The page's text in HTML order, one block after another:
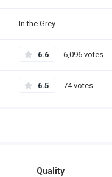
In the Grey
6.6 6,096 votes
6.5 74 votes
Quality